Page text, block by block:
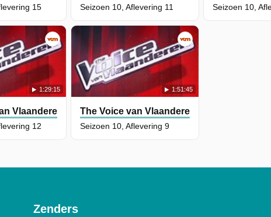
15
1:29:15
Vlaanderen
12
Seizoen 10, Aflevering 11 Seizoen 10,
1:51:45
The Voice van Vlaanderen
Seizoen 10, Aflevering 9
Zenders